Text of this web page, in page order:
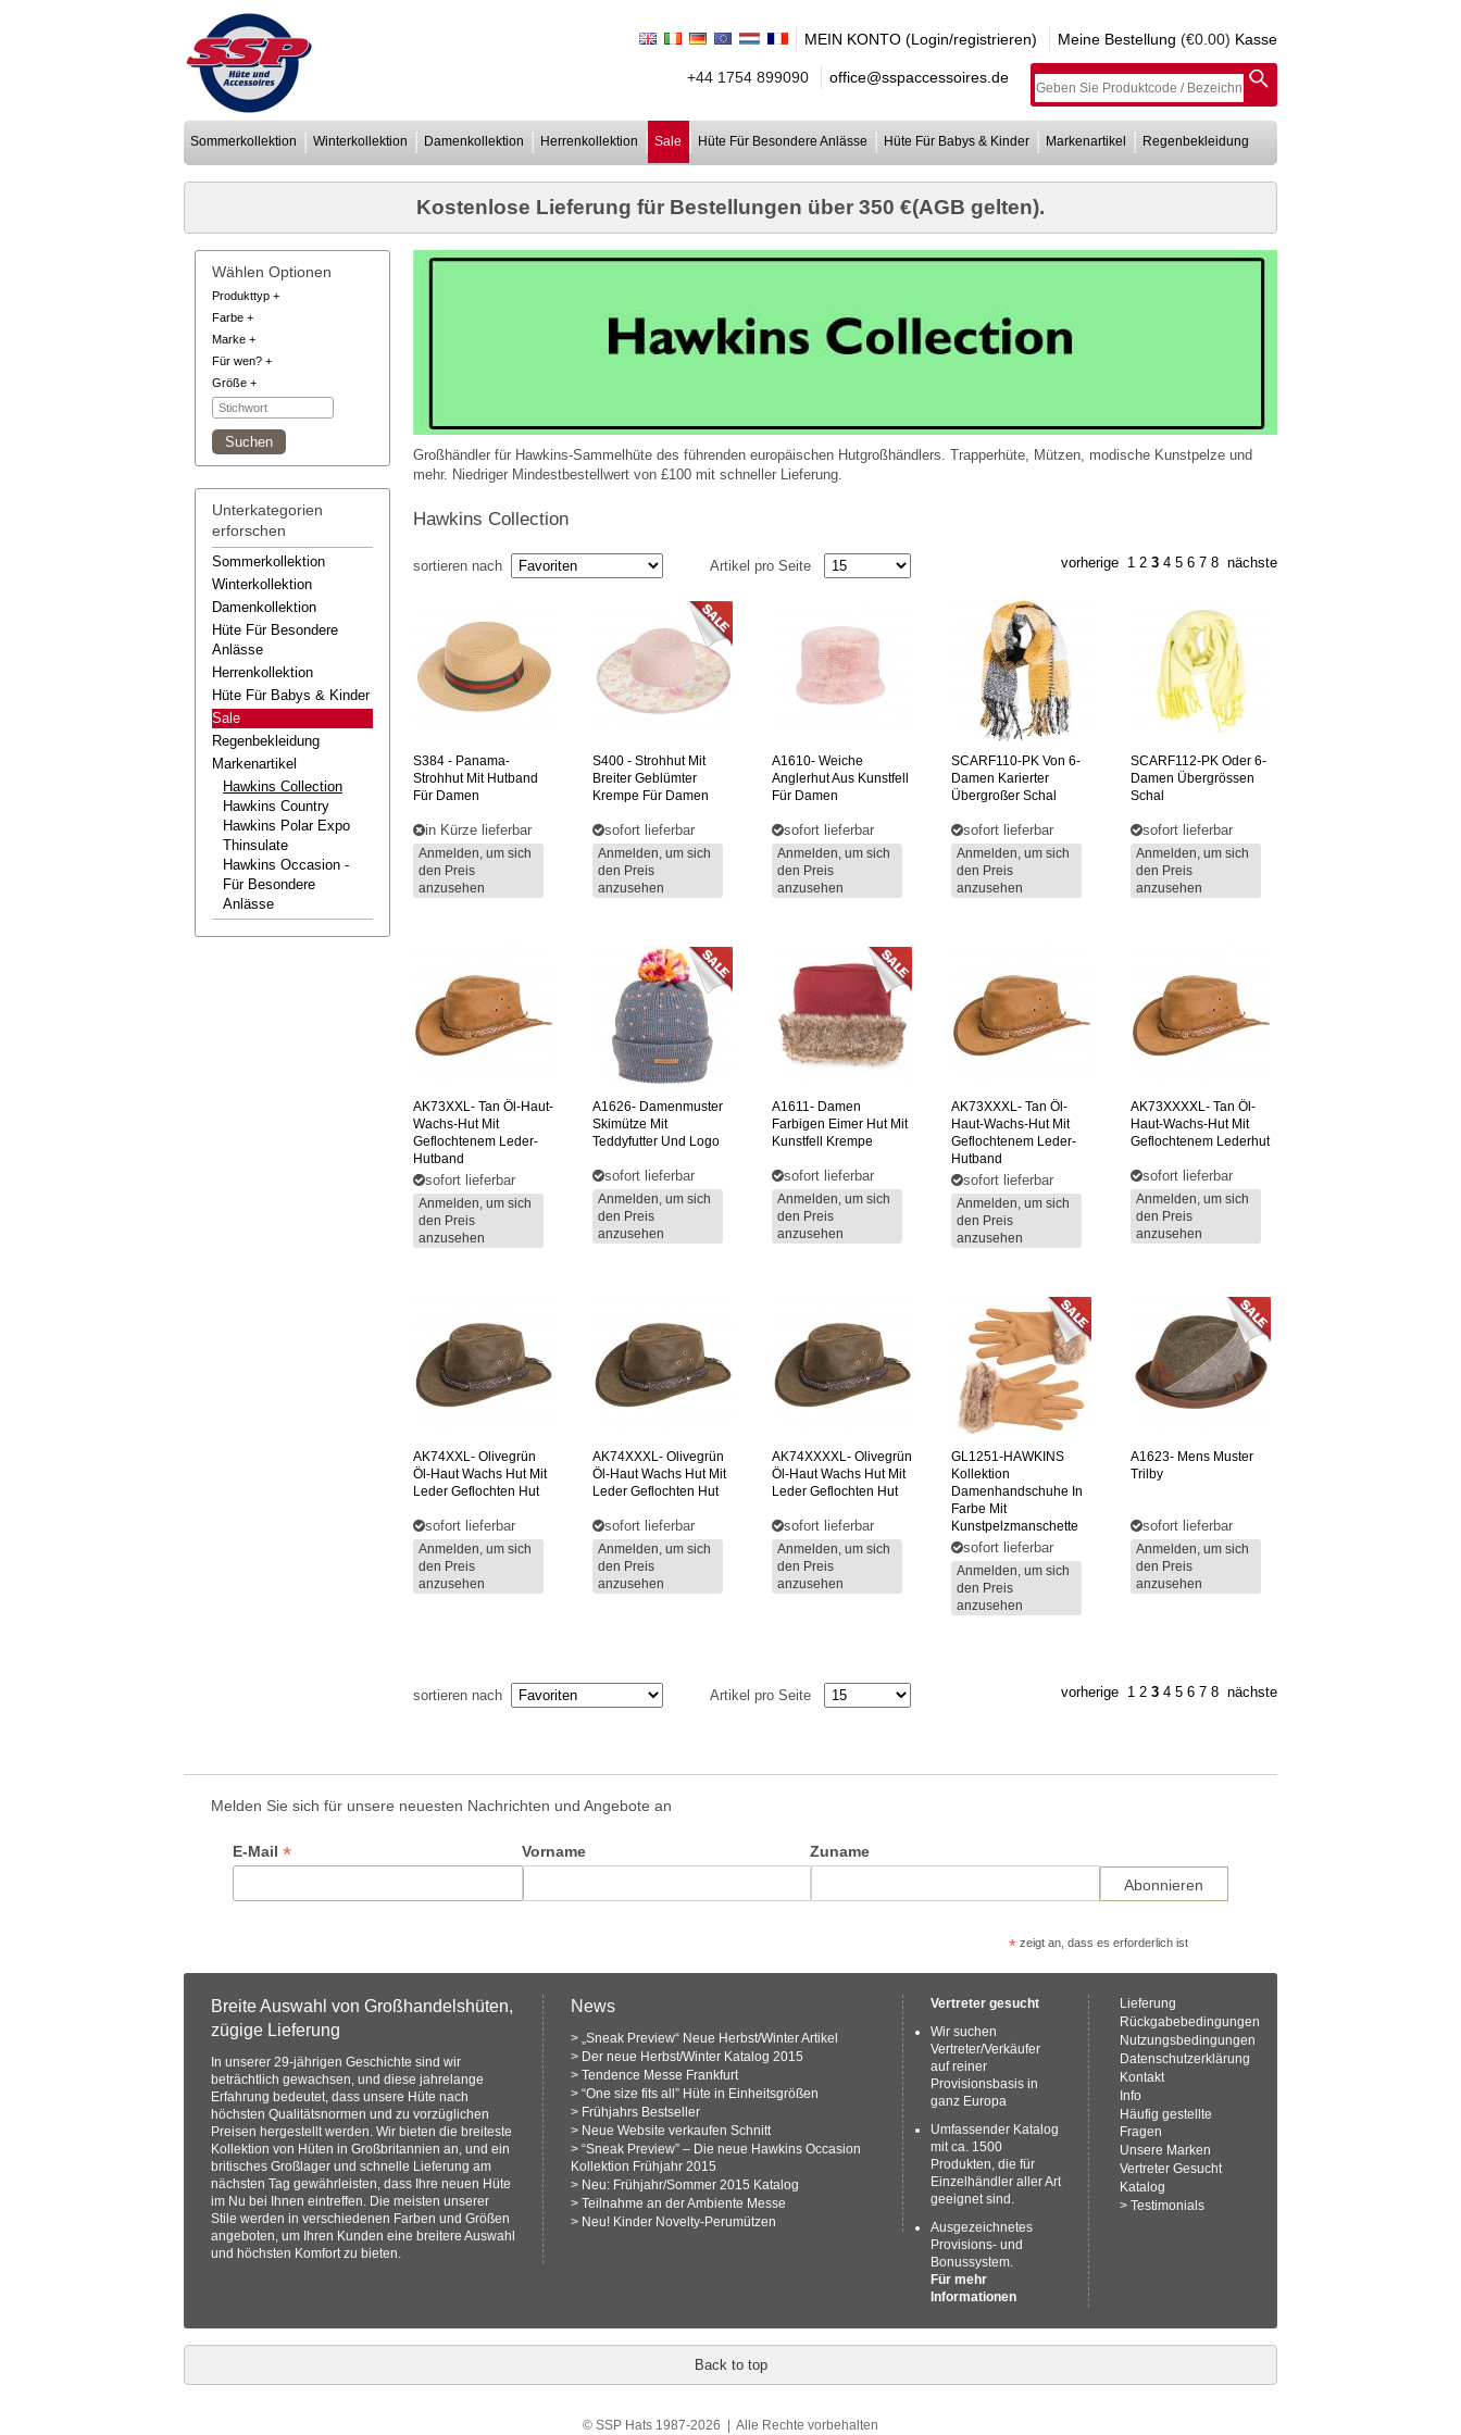
MEIN KONTO (Login/registrieren) Meine Bestellung (€0.00) Kasse
+44 1754 899090 office@sspaccessoires.de
Sommerkollektion Winterkollektion Damenkollektion Herrenkollektion Sale Hüte Für Besondere Anlässe Hüte Für Babys & Kinder Markenartikel Regenbekleidung
Kostenlose Lieferung für Bestellungen über 350 €(AGB gelten).
Wählen Optionen
Produkttyp +
Farbe +
Marke +
Für wen? +
Größe +
Unterkategorien
erforschen
Sommerkollektion
Winterkollektion
Damenkollektion
Hüte Für Besondere
Anlässe
Herrenkollektion
Hüte Für Babys & Kinder
Sale
Regenbekleidung
Markenartikel
Hawkins Collection
Hawkins Country
Hawkins Polar Expo
Thinsulate
Hawkins Occasion -
Für Besondere
Anlässe
Großhändler für Hawkins-Sammelhüte des führenden europäischen Hutgroßhändlers. Trapperhüte, Mützen, modische Kunstpelze und
mehr. Niedriger Mindestbestellwert von £100 mit schneller Lieferung.
Hawkins Collection
sortieren nach Artikel pro Seite vorherige 1 2 3 4 5 6 7 8 nächste
S384 - Panama-
Strohhut Mit Hutband
Für Damen
in Kürze lieferbar
Anmelden, um sich
den Preis
anzusehen
S400 - Strohhut Mit
Breiter Geblümter
Krempe Für Damen
sofort lieferbar
Anmelden, um sich
den Preis
anzusehen
A1610- Weiche
Anglerhut Aus Kunstfell
Für Damen
sofort lieferbar
Anmelden, um sich
den Preis
anzusehen
SCARF110-PK Von 6-
Damen Karierter
Übergroßer Schal
sofort lieferbar
Anmelden, um sich
den Preis
anzusehen
SCARF112-PK Oder 6-
Damen Übergrössen
Schal
sofort lieferbar
Anmelden, um sich
den Preis
anzusehen
AK73XXL- Tan Öl-Haut-
Wachs-Hut Mit
Geflochtenem Leder-
Hutband
sofort lieferbar
Anmelden, um sich
den Preis
anzusehen
A1626- Damenmuster
Skimütze Mit
Teddyfutter Und Logo
sofort lieferbar
Anmelden, um sich
den Preis
anzusehen
A1611- Damen
Farbigen Eimer Hut Mit
Kunstfell Krempe
sofort lieferbar
Anmelden, um sich
den Preis
anzusehen
AK73XXXL- Tan Öl-
Haut-Wachs-Hut Mit
Geflochtenem Leder-
Hutband
sofort lieferbar
Anmelden, um sich
den Preis
anzusehen
AK73XXXXL- Tan Öl-
Haut-Wachs-Hut Mit
Geflochtenem Lederhut
sofort lieferbar
Anmelden, um sich
den Preis
anzusehen
AK74XXL- Olivegrün
Öl-Haut Wachs Hut Mit
Leder Geflochten Hut
sofort lieferbar
Anmelden, um sich
den Preis
anzusehen
AK74XXXL- Olivegrün
Öl-Haut Wachs Hut Mit
Leder Geflochten Hut
sofort lieferbar
Anmelden, um sich
den Preis
anzusehen
AK74XXXXL- Olivegrün
Öl-Haut Wachs Hut Mit
Leder Geflochten Hut
sofort lieferbar
Anmelden, um sich
den Preis
anzusehen
GL1251-HAWKINS
Kollektion
Damenhandschuhe In
Farbe Mit
Kunstpelzmanschette
sofort lieferbar
Anmelden, um sich
den Preis
anzusehen
A1623- Mens Muster
Trilby
sofort lieferbar
Anmelden, um sich
den Preis
anzusehen
sortieren nach Artikel pro Seite vorherige 1 2 3 4 5 6 7 8 nächste
Melden Sie sich für unsere neuesten Nachrichten und Angebote an
E-Mail * Vorname Zuname
* zeigt an, dass es erforderlich ist
Breite Auswahl von Großhandelshüten,
zügige Lieferung
In unserer 29-jährigen Geschichte sind wir
beträchtlich gewachsen, und diese jahrelange
Erfahrung bedeutet, dass unsere Hüte nach
höchsten Qualitätsnormen und zu vorzüglichen
Preisen hergestellt werden. Wir bieten die breiteste
Kollektion von Hüten in Großbritannien an, und ein
britisches Großlager und schnelle Lieferung am
nächsten Tag gewährleisten, dass Ihre neuen Hüte
im Nu bei Ihnen eintreffen. Die meisten unserer
Stile werden in verschiedenen Farben und Größen
angeboten, um Ihren Kunden eine breitere Auswahl
und höchsten Komfort zu bieten.
News
> „Sneak Preview“ Neue Herbst/Winter Artikel
> Der neue Herbst/Winter Katalog 2015
> Tendence Messe Frankfurt
> “One size fits all” Hüte in Einheitsgrößen
> Frühjahrs Bestseller
> Neue Website verkaufen Schnitt
> “Sneak Preview” – Die neue Hawkins Occasion
Kollektion Frühjahr 2015
> Neu: Frühjahr/Sommer 2015 Katalog
> Teilnahme an der Ambiente Messe
> Neu! Kinder Novelty-Perumützen
Vertreter gesucht
Wir suchen
Vertreter/Verkäufer
auf reiner
Provisionsbasis in
ganz Europa
Umfassender Katalog
mit ca. 1500
Produkten, die für
Einzelhändler aller Art
geeignet sind.
Ausgezeichnetes
Provisions- und
Bonussystem.
Für mehr
Informationen
Lieferung
Rückgabebedingungen
Nutzungsbedingungen
Datenschutzerklärung
Kontakt
Info
Häufig gestellte
Fragen
Unsere Marken
Vertreter Gesucht
Katalog
> Testimonials
Back to top
© SSP Hats 1987-2026 | Alle Rechte vorbehalten